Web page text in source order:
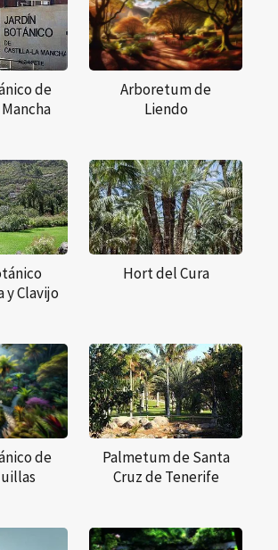
de
Arboretum de
Liendo
y Clavijo
Hort del Cura
de
Palmetum de Santa
Cruz de Tenerife